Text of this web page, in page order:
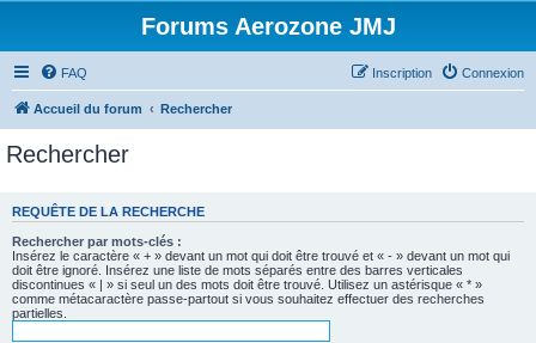
Forums Aerozone JMJ
FAQ Connexion
Inscription
Accueil du forum Rechercher
Rechercher
REQUÊTE DE LA RECHERCHE
Rechercher par mots-clés :
Insérez le caractère « + » devant un mot qui doit être trouvé et « - » devant un mot qui
doit être ignoré. Insérez une liste de mots séparés entre des barres verticales
discontinues « | » si seul un des mots doit être trouvé. Utilisez un astérisque « * »
comme métacaractère passe-partout si vous souhaitez effectuer des recherches
partielles.